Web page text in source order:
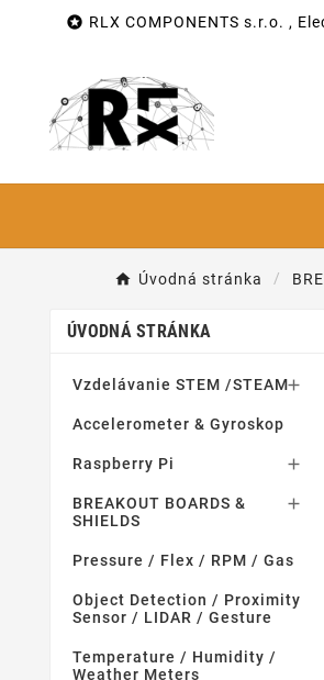
 RLX COMPONENTS s.r.o. ,
Úvodná stránka
ÚVODNÁ STRÁNKA
Vzdelávanie STEM /STEAM
Accelerometer & Gyroskop
Raspberry Pi 
BREAKOUT BOARDS &
SHIELDS

Pressure / Flex / RPM / Gas
Object Detection / Proximity
Sensor / LIDAR / Gesture
Temperature / Humidity /
Weather Meters